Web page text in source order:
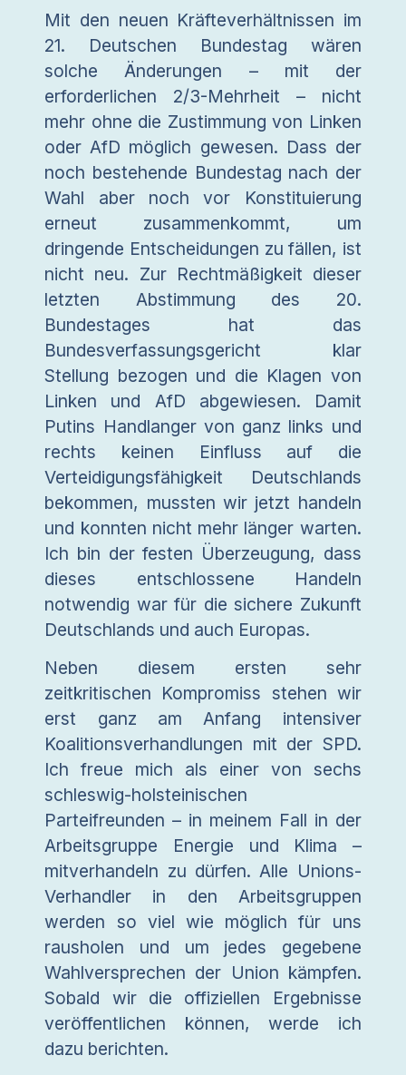
Mit den neuen Kräfteverhältnissen im
21. Deutschen Bundestag wären
solche Änderungen – mit der
erforderlichen 2/3-Mehrheit – nicht
mehr ohne die Zustimmung von Linken
oder AfD möglich gewesen. Dass der
noch bestehende Bundestag nach der
Wahl aber noch vor Konstituierung
erneut zusammenkommt, um
dringende Entscheidungen zu fällen, ist
nicht neu. Zur Rechtmäßigkeit dieser
letzten Abstimmung des 20.
Bundestages hat das
Bundesverfassungsgericht klar
Stellung bezogen und die Klagen von
Linken und AfD abgewiesen. Damit
Putins Handlanger von ganz links und
rechts keinen Einfluss auf die
Verteidigungsfähigkeit Deutschlands
bekommen, mussten wir jetzt handeln
und konnten nicht mehr länger warten.
Ich bin der festen Überzeugung, dass
dieses entschlossene Handeln
notwendig war für die sichere Zukunft
Deutschlands und auch Europas.
Neben diesem ersten sehr
zeitkritischen Kompromiss stehen wir
erst ganz am Anfang intensiver
Koalitionsverhandlungen mit der SPD.
Ich freue mich als einer von sechs
schleswig-holsteinischen
Parteifreunden – in meinem Fall in der
Arbeitsgruppe Energie und Klima –
mitverhandeln zu dürfen. Alle Unions-
Verhandler in den Arbeitsgruppen
werden so viel wie möglich für uns
rausholen und um jedes gegebene
Wahlversprechen der Union kämpfen.
Sobald wir die offiziellen Ergebnisse
veröffentlichen können, werde ich
dazu berichten.